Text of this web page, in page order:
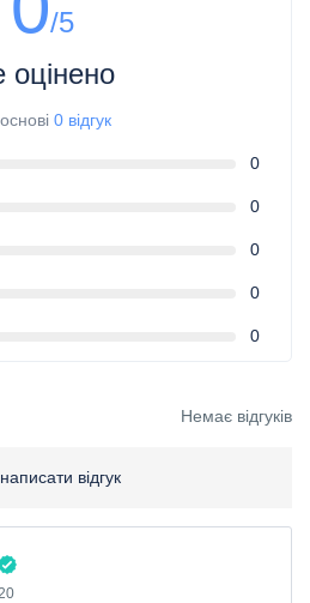
/5
оцінено
0 відгук
0
0
0
0
0
Немає відгуків
відгук